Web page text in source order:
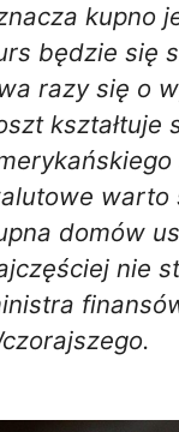
kupno
będzie się
razy się o
kształtuje
warto
domów
nie